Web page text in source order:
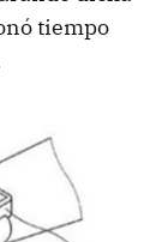
tiempo